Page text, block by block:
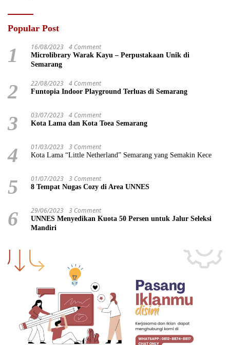
Popular Post
1 16/08/2023 4 Comment
Microlibrary Warak Kayu – Perpustakaan Unik di
Semarang
2 22/08/2023 4 Comment
Funtopia Indoor Playground Terluas di Semarang
3 03/07/2023 4 Comment
Kota Lama dan Kota Toea Semarang
4 01/03/2023 3 Comment
Kota Lama “Little Netherland” Semarang yang Semakin Kece
5 01/07/2023 3 Comment
8 Tempat Nugas Cozy di Area UNNES
6 29/06/2023 3 Comment
UNNES Menyedikan Kuota 50 Persen untuk Jalur Seleksi
Mandiri